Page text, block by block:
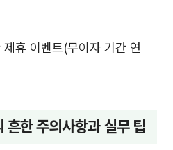
휴 이벤트(무이자 기간 연
흔한 주의사항과 실무 팁